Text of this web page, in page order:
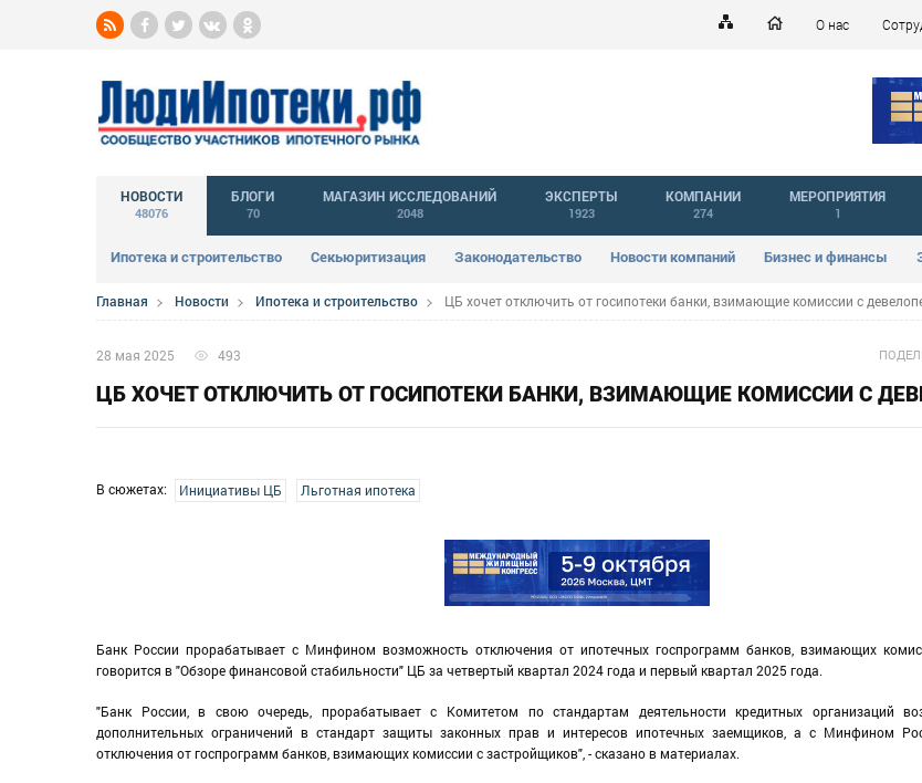
О нас
НОВОСТИ
48076
Ипотека и строительство Секьюритизация Законодательство Новости компаний Бизнес и финансы
БЛОГИ
70
МАГАЗИН ИССЛЕДОВАНИЙ
2048
ЭКСПЕРТЫ
1923
КОМПАНИИ
274
МЕРОПРИЯТИЯ
1
Главная Новости Ипотека и строительство ЦБ хочет отключить от госипотеки банки, взимающие комиссии с
28 мая 2025 493
ЦБ ХОЧЕТ ОТКЛЮЧИТЬ ОТ ГОСИПОТЕКИ БАНКИ, ВЗИМАЮЩИЕ КОМИССИИ С
В сюжетах: Инициативы ЦБ Льготная ипотека
Банк России прорабатывает с Минфином возможность отключения от ипотечных госпрограмм банков, взимающих
говорится в "Обзоре финансовой стабильности" ЦБ за четвертый квартал 2024 года и первый квартал 2025 года.
"Банк России, в свою очередь, прорабатывает с Комитетом по стандартам деятельности кредитных организаций
дополнительных ограничений в стандарт защиты законных прав и интересов ипотечных заемщиков, а с Минфином
отключения от госпрограмм банков, взимающих комиссии с застройщиков", - сказано в материалах.